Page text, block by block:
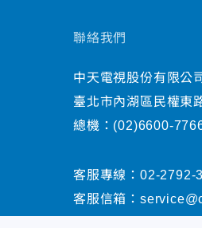
聯絡我們
中天電視股份有限公
臺北市內湖區民權東
總機： (02)6600-
客服專線： 02-2792-
客服信箱：